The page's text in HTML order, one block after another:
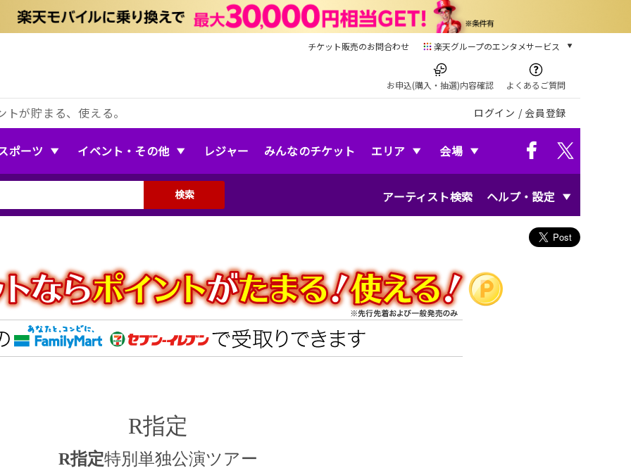
チケット販売のお問合わせ 楽天グループのエンタメサービス
本/ゲーム/CD/DVD
楽天ブックス
電子書籍
楽天Kobo
音楽配信
Rakuten PLAY
無料テレビ
お申込(購入・抽選)内容確認 よくあるご質問
が貯まる、使える。 ログイン / 会員登録
ポーツ イベント・その他 レジャー みんなのチケット エリア 会場
アーティスト検索 ヘルプ・設定
検索
R指定
R指定特別単独公演ツアー